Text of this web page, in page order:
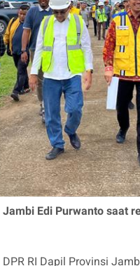
Jambi Edi Purwanto saat
DPR RI Dapil Provinsi